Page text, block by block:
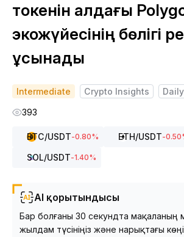
токенін алдағы
экожүйесінің бөлігі
ұсынады
Intermediate Crypto Insights
393
BTC/USDT-0.80% ETH/USDT-0.50
SOL/USDT-1.40%
AI қорытындысы
Бар болғаны 30 секундта мақаланың
жылдам түсініңіз және нарықтағы